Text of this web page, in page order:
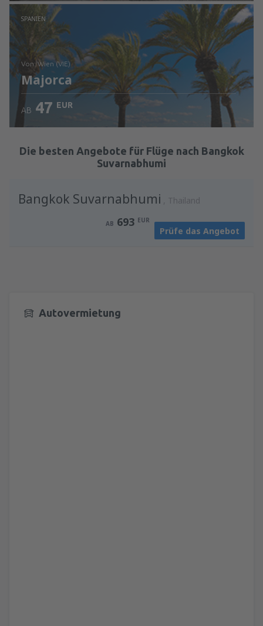
Prüfe die Einzelheiten
SPANIEN
von: Wien (VIE)
Majorca
Prüfe die Einzelheiten
AB 47 EUR
Die besten Angebote für Flüge nach Bangkok
Suvarnabhumi
Bangkok Suvarnabhumi Thailand
AB 693 EUR
Prüfe das Angebot
Autovermietung